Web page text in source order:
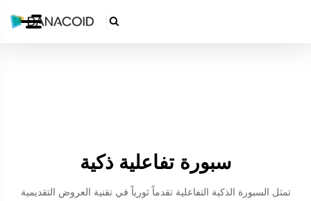

سبورة تفاعلية ذكية
تمثل السبورة الذكية التفاعلية تقدماً ثورياً في تقنية العروض التقديمية